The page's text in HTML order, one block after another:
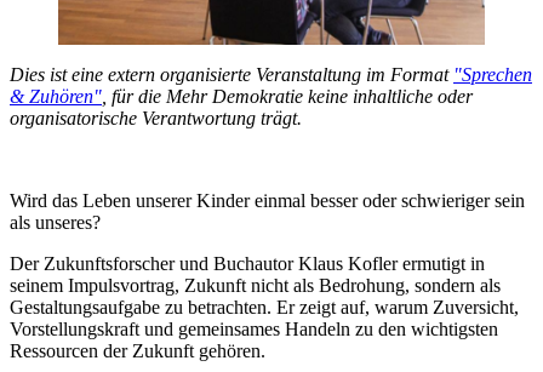
Dies ist eine extern organisierte Veranstaltung im Format "Sprechen
& Zuhören" , für die Mehr Demokratie keine inhaltliche oder
organisatorische Verantwortung trägt.
Wird das Leben unserer Kinder einmal besser oder schwieriger sein
als unseres?
Der Zukunftsforscher und Buchautor Klaus Kofler ermutigt in
seinem Impulsvortrag, Zukunft nicht als Bedrohung, sondern als
Gestaltungsaufgabe zu betrachten. Er zeigt auf, warum Zuversicht,
Vorstellungskraft und gemeinsames Handeln zu den wichtigsten
Ressourcen der Zukunft gehören.